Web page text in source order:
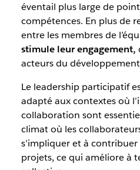
éventail plus large de
compétences. En plus de
entre les membres de
stimule leur engagement,
acteurs du
Le leadership participatif
adapté aux contextes où
collaboration sont
climat où les
s’impliquer et à
projets, ce qui améliore à